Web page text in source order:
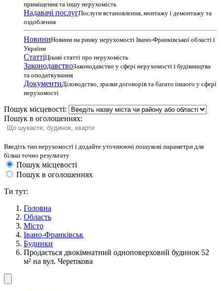
приміщення та іншу нерухомість
Надавачі послугПослуги встановлення, монтажу і демонтажу та
оздоблення
НовиниНовини на ринку нерухомості Івано-Франківської області і
України
СтаттіЦікаві статті про нерухомість
ЗаконодавствоЗаконодавство у сфері нерухомості і будівництва
та оподаткування
ДокументиДіловодство, зразки договорів та багато іншого у сфері
нерухомості
Пошук місцевості:
Пошук в оголошеннях:
Введіть тип нерухомості і додайте уточнюючі пошукові параметри для
більш точно результату
Пошук місцевості
Пошук в оголошеннях
Ти тут:
Головна
Область
Місто
Івано-Франківськ
Будинки
Продається двокімнатний одноповерховий будинок 52
м² на вул. Черепкова